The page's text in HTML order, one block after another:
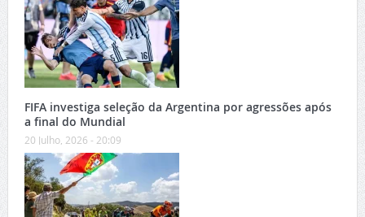
FIFA investiga seleção da Argentina por agressões após
a final do Mundial
20 Julho, 2026 - 20:09